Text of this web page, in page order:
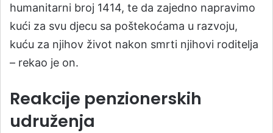
humanitarni broj 1414, te da zajedno napravimo
kući za svu djecu sa poštekoćama u razvoju,
kuću za njihov život nakon smrti njihovi roditelja
– rekao je on.
Reakcije penzionerskih
udruženja